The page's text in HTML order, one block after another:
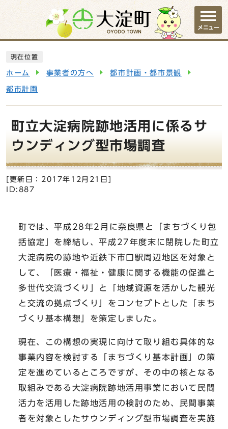
ページの先頭です
メニュー
現在位置
ホーム 事業者の方へ 都市計画・都市景観
都市計画
町立大淀病院跡地活用に係るサ
ウンディング型市場調査
[更新日： 2017年12月21日
ID:887
町では、平成28年2月に奈良県と「まちづくり包
括協定」を締結し、平成27年度末に閉院した町立
大淀病院の跡地や近鉄下市口駅周辺地区を対象と
して、「医療・福祉・健康に関する機能の促進と
多世代交流づくり」と「地域資源を活かした観光
と交流の拠点づくり」をコンセプトとした「まち
づくり基本構想」を策定しました。
現在、この構想の実現に向けて取り組む具体的な
事業内容を検討する「まちづくり基本計画」の策
定を進めているところですが、その中の核となる
取組みである大淀病院跡地活用事業において民間
活力を活用した跡地活用の検討のため、民間事業
者を対象としたサウンディング型市場調査を実施